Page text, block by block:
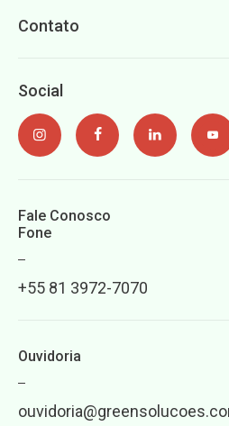
Contato
Social
Fale Conosco
Fone
+55 81 3972-7070
Ouvidoria